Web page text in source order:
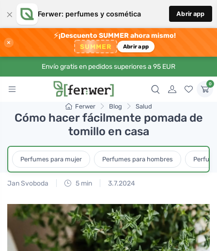
× Ferwer: perfumes y cosmética Abrir app
×
⚡¡Descuento SUMMER ahora mismo!
SUMMER Abrir app
Envío gratis en pedidos superiores a 95 EUR
0
Ferwer Blog Salud
Cómo hacer fácilmente pomada de
tomillo en casa
Perfumes para mujer Perfumes para hombres
Jan Svoboda 5 min 3.7.2024